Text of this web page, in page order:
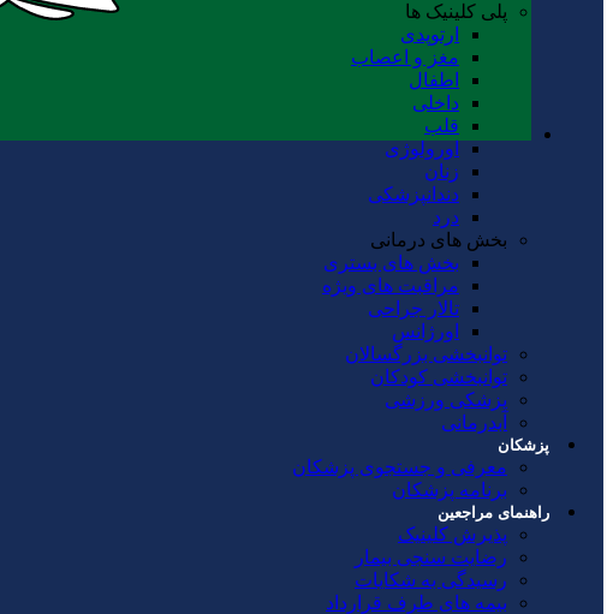
پلی کلینیک ها
ارتوپدی
مغز و اعصاب
اطفال
داخلی
قلب
اورولوژی
زنان
دندانپزشکی
درد
بخش های درمانی
بخش های بستری
مراقبت های ویژه
تالار جراحی
اورژانس
توانبخشی بزرگسالان
توانبخشی کودکان
پزشکی ورزشی
آبدرمانی
پزشکان
معرفی و جستجوی پزشکان
برنامه پزشکان
راهنمای مراجعین
پذیرش کلینیک
رضایت سنجی بیمار
رسیدگی به شکایات
بیمه های طرف قرارداد